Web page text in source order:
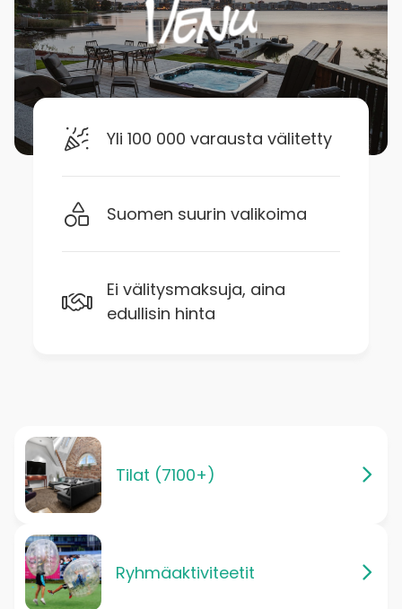
Yli 100 000 varausta välitetty
Suomen suurin valikoima
Ei välitysmaksuja, aina
edullisin hinta
Tilat (7100+)
Ryhmäaktiviteetit